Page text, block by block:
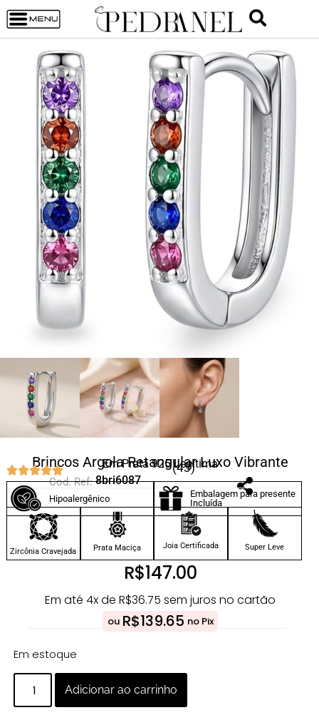
Brincos Argola Retangular Luxo Vibrante
Em Prata 925 Legítima
(43)
Cod. Ref: 8bri6087
Hipoalergênico
Embalagem para presente
Incluída
Zircônia Cravejada Prata Maciça Joia Certificada Super Leve
R$147.00
Em até 4x de R$36.75 sem juros no cartão
ou R$139.65 no Pix
Em estoque
Adicionar ao carrinho